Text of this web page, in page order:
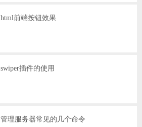
html前端按钮效果
swiper插件的使用
管理服务器常见的几个命令